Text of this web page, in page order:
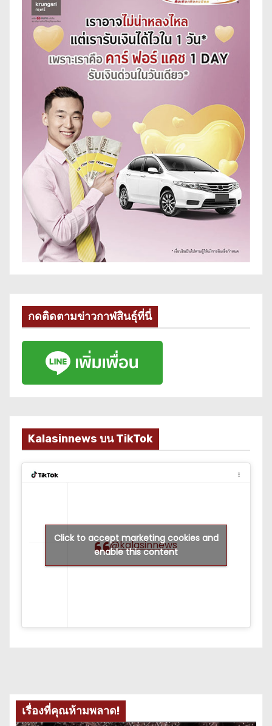
กดติดตามข่าวกาฬสินธุ์ที่นี่
Kalasinnews บน TikTok
@kalasinnews
Click to accept marketing cookies and
enable this content
เรื่องที่คุณห้ามพลาด!